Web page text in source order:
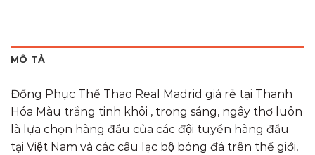
MÔ TẢ
Đồng Phục Thể Thao Real Madrid giá rẻ tại Thanh
Hóa Màu trắng tinh khôi , trong sáng, ngây thơ luôn
là lựa chọn hàng đầu của các đội tuyển hàng đầu
tại Việt Nam và các câu lạc bộ bóng đá trên thế giới,